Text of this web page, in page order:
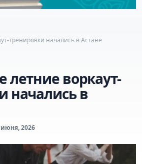
тренировки начались в Астане
летние воркаут-
начались в
2026